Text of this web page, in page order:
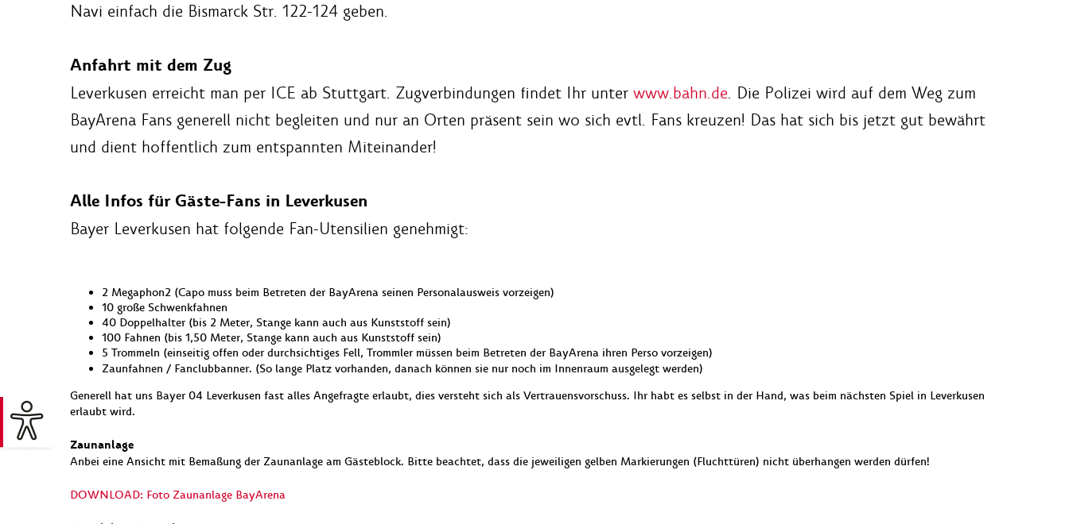
Navi einfach die Bismarck Str. 122-124 geben.
Anfahrt mit dem Zug
Leverkusen erreicht man per ICE ab Stuttgart. Zugverbindungen findet Ihr unter www.bahn.de. Die Polizei wird auf dem Weg zum
BayArena Fans generell nicht begleiten und nur an Orten präsent sein wo sich evtl. Fans kreuzen! Das hat sich bis jetzt gut bewährt
und dient hoffentlich zum entspannten Miteinander!
Alle Infos für Gäste-Fans in Leverkusen
Bayer Leverkusen hat folgende Fan-Utensilien genehmigt:
2 Megaphon2 (Capo muss beim Betreten der BayArena seinen Personalausweis vorzeigen)
10 große Schwenkfahnen
40 Doppelhalter (bis 2 Meter, Stange kann auch aus Kunststoff sein)
100 Fahnen (bis 1,50 Meter, Stange kann auch aus Kunststoff sein)
5 Trommeln (einseitig offen oder durchsichtiges Fell, Trommler müssen beim Betreten der BayArena ihren Perso vorzeigen)
Zaunfahnen / Fanclubbanner. (So lange Platz vorhanden, danach können sie nur noch im Innenraum ausgelegt werden)
Generell hat uns Bayer 04 Leverkusen fast alles Angefragte erlaubt, dies versteht sich als Vertrauensvorschuss. Ihr habt es selbst in der Hand, was beim nächsten Spiel in Leverkusen
erlaubt wird.
Zaunanlage
Anbei eine Ansicht mit Bemaßung der Zaunanlage am Gästeblock. Bitte beachtet, dass die jeweiligen gelben Markierungen (Fluchttüren) nicht überhangen werden dürfen!
DOWNLOAD: Foto Zaunanlage BayArena